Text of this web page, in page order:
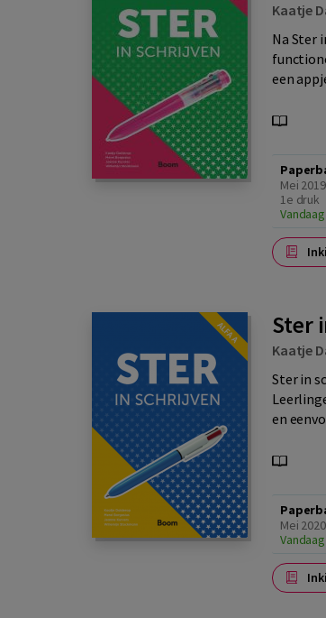
Kaatje
Na Ster
een
Mei
1e druk
Ster
Kaatje
Ster in
en
Mei